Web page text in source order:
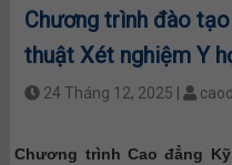
Chương trình đào
thuật Xét nghiệm Y
24 Tháng 12, 2025 |
Chương trình Cao đẳng